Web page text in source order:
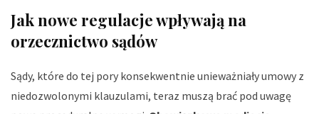
Jak nowe regulacje wpływają na
orzecznictwo sądów
Sądy, które do tej pory konsekwentnie unieważniały umowy z
niedozwolonymi klauzulami, teraz muszą brać pod uwagę